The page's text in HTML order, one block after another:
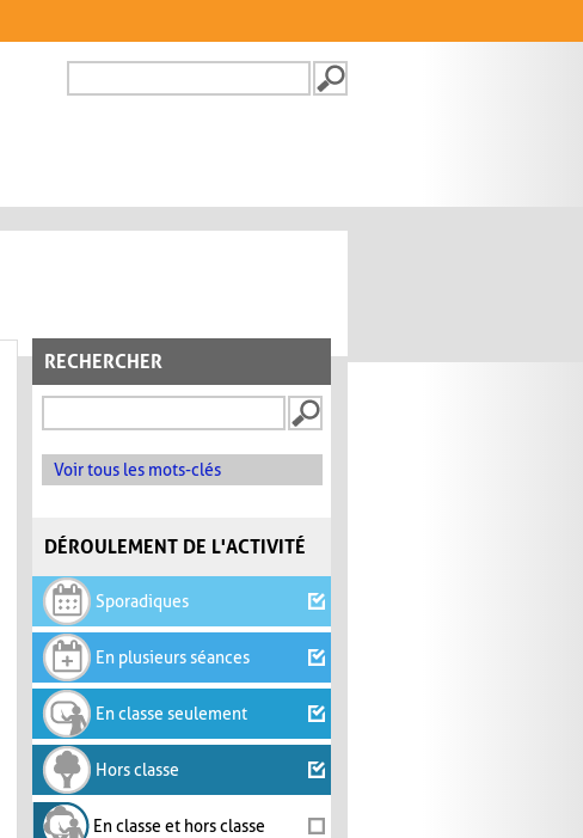
FORMULAIRE DE
RECHERCHER
Voir tous les mots-clés
DÉROULEMENT DE L'ACTIVITÉ
Sporadiques
En plusieurs séances
En classe seulement
Hors classe
En classe et hors classe